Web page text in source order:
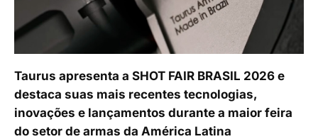
Taurus apresenta a SHOT FAIR BRASIL 2026 e
destaca suas mais recentes tecnologias,
inovações e lançamentos durante a maior feira
do setor de armas da América Latina